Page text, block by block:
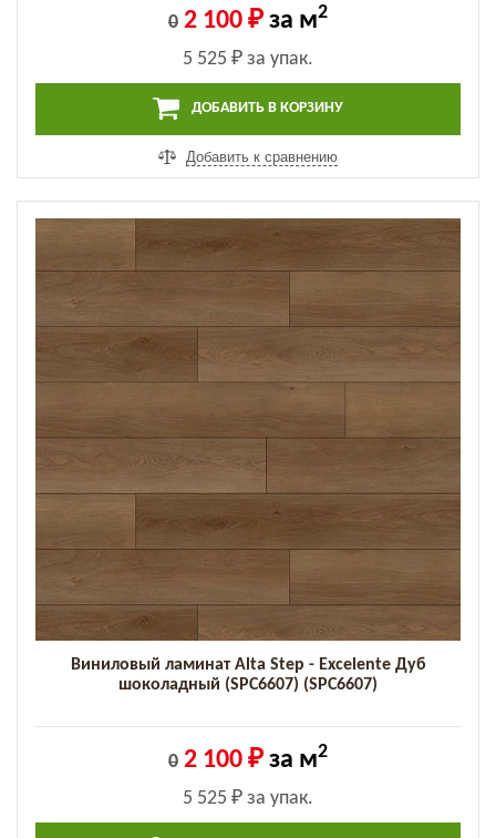
0 2 100 ₽ за м2
5 525 ₽ за упак.
ДОБАВИТЬ В КОРЗИНУ
Добавить к сравнению
Виниловый ламинат Alta Step - Excelente Дуб
шоколадный (SPC6607) (SPC6607)
0 2 100 ₽ за м2
5 525 ₽ за упак.